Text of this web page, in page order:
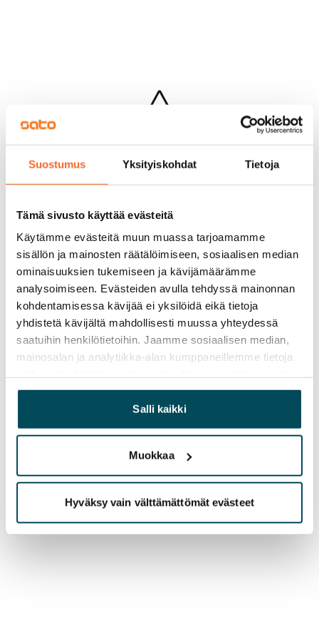
Suostumus Yksityiskohdat Tietoja
Tämä sivusto käyttää evästeitä
Käytämme evästeitä muun muassa tarjoamamme
sisällön ja mainosten räätälöimiseen, sosiaalisen median
ominaisuuksien tukemiseen ja kävijämäärämme
analysoimiseen. Evästeiden avulla tehdyssä mainonnan
kohdentamisessa kävijää ei yksilöidä eikä tietoja
yhdistetä kävijältä mahdollisesti muussa yhteydessä
saatuihin henkilötietoihin. Jaamme sosiaalisen median,
mainosalan ja analytiikka-alan kumppaneillemme tietoja
yhdistää näitä tietoja muihin tietoihin, joita olet antanut
heille tai joita on kerätty, kun olet käyttänyt heidän
palvelujaan.
Salli kaikki
Muokkaa
Hyväksy vain välttämättömät evästeet
Hups...
Jotakin meni pieleen sivun lataamisessa